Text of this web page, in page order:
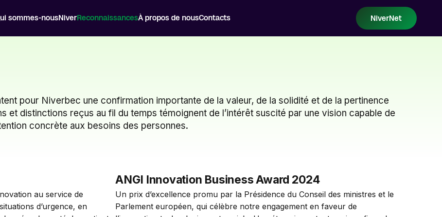
sommes-nousNiverReconnaissancesÀ propos de nousContacts NiverNet
pour Niverbec une confirmation importante de la valeur, de la solidité et de la pertinence
et distinctions reçus au fil du temps témoignent de l’intérêt suscité par une vision capable de
concrète aux besoins des personnes.
au service de
d’urgence, en
ANGI Innovation Business Award 2024
Un prix d’excellence promu par la Présidence du Conseil des ministres et le
Parlement européen, qui célèbre notre engagement en faveur de